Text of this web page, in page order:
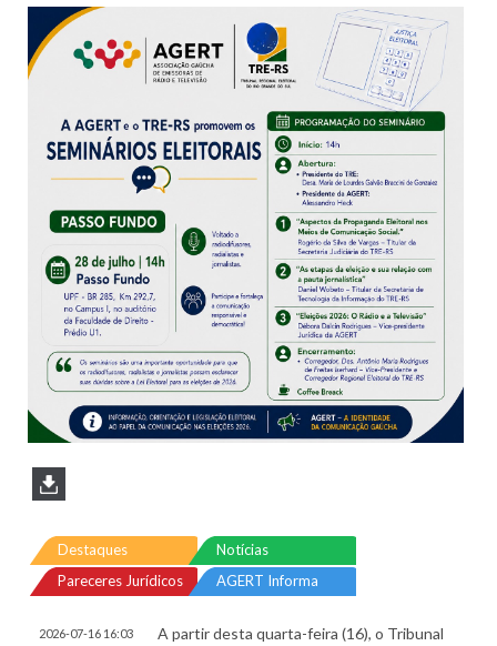
Destaques
Notícias
Pareceres Jurídicos
AGERT Informa
2026-07-16 16:03 A partir desta quarta-feira (16), o Tribunal